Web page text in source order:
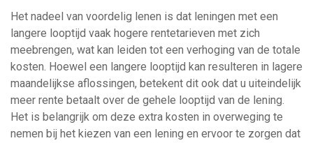
Het nadeel van voordelig lenen is dat leningen met een
langere looptijd vaak hogere rentetarieven met zich
meebrengen, wat kan leiden tot een verhoging van de totale
kosten. Hoewel een langere looptijd kan resulteren in lagere
maandelijkse aflossingen, betekent dit ook dat u uiteindelijk
meer rente betaalt over de gehele looptijd van de lening.
Het is belangrijk om deze extra kosten in overweging te
nemen bij het kiezen van een lening en ervoor te zorgen dat